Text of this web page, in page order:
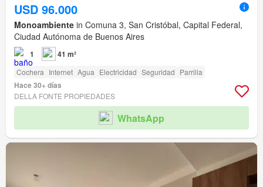
USD 96.000
Monoambiente in Comuna 3, San Cristóbal, Capital Federal,
Ciudad Autónoma de Buenos Aires
1 41 m²
Cochera Internet Agua Electricidad Seguridad Parrilla
Hace 30+ días
DELLA FONTE PROPIEDADES
WhatsApp